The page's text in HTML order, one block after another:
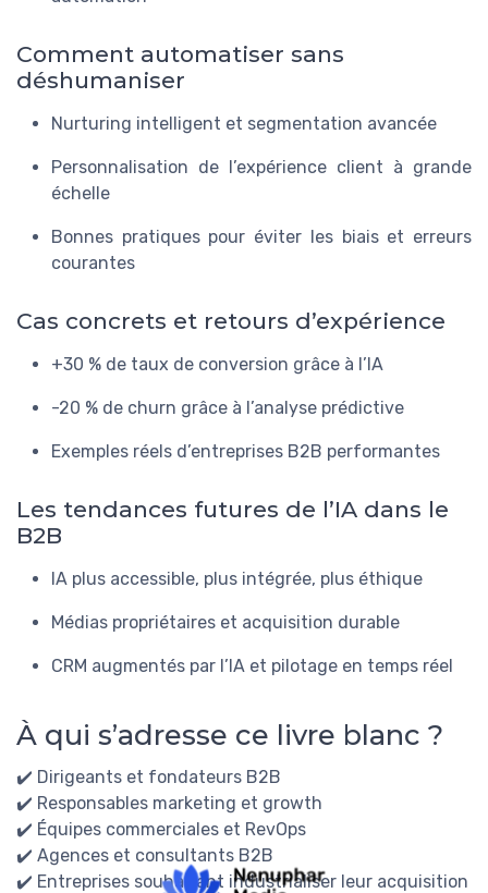
Comment automatiser sans
déshumaniser
Nurturing intelligent et segmentation avancée
Personnalisation de l’expérience client à grande
échelle
Bonnes pratiques pour éviter les biais et erreurs
courantes
Cas concrets et retours d’expérience
+30 % de taux de conversion grâce à l’IA
-20 % de churn grâce à l’analyse prédictive
Exemples réels d’entreprises B2B performantes
Les tendances futures de l’IA dans le
B2B
IA plus accessible, plus intégrée, plus éthique
Médias propriétaires et acquisition durable
CRM augmentés par l’IA et pilotage en temps réel
À qui s’adresse ce livre blanc ?
✔️ Dirigeants et fondateurs B2B
✔️ Responsables marketing et growth
✔️ Équipes commerciales et RevOps
✔️ Agences et consultants B2B
✔️ Entreprises souhaitant industrialiser leur acquisition